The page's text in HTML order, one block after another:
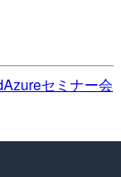
Azureセミナー会